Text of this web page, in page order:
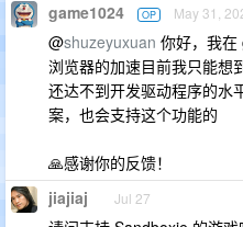
game1024 OP May 31,
@shuzeyuxuan 你好，我在
浏览器的加速目前我只能想
还达不到开发驱动程序的水
案，也会支持这个功能的
🙏感谢你的反馈！
jiajiaj Jul 27